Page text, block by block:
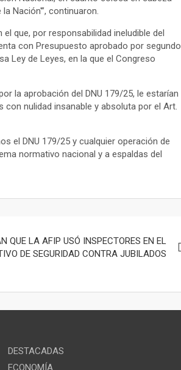
Nación'”, continuaron.
que, por responsabilidad ineludible del
con Presupuesto aprobado por segundo
Ley de Leyes, en la que el Congreso
la aprobación del DNU 179/25, le estarían
con nulidad insanable y absoluta por el Art.
el DNU 179/25 y cualquier operación de
normativo nacional y a espaldas del
QUE LA AFIP USÓ INSPECTORES EN EL
DE SEGURIDAD CONTRA JUBILADOS
DESTACADAS